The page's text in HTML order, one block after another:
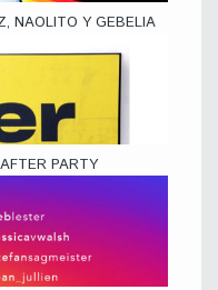
NAOLITO Y GEBELIA
PARTY